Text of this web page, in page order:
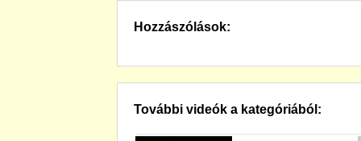
Hozzászólások:
További videók a kategóriából: